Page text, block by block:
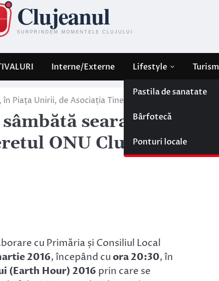
Interne/Externe Lifestyle
Pastila de sanatate
Bârfotecă
Ponturi locale
Turism
Piața Unirii, de Asociația Tineretul ONU Cluj
seara, în
ONU Cluj
cu Primăria și Consiliul Local
2016, începând cuora 20:30, în
(Earth Hour) 2016 prin care se